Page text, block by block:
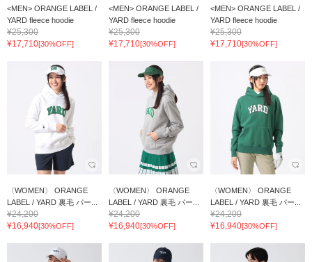
<MEN> ORANGE LABEL /
YARD fleece hoodie
¥25,300
¥17,710[30%OFF]
<MEN> ORANGE LABEL /
YARD fleece hoodie
¥25,300
¥17,710[30%OFF]
<MEN> ORANGE LABEL /
YARD fleece hoodie
¥25,300
¥17,710[30%OFF]
〈WOMEN〉 ORANGE
LABEL / YARD 裏毛 パー...
¥24,200
¥16,940[30%OFF]
〈WOMEN〉 ORANGE
LABEL / YARD 裏毛 パー...
¥24,200
¥16,940[30%OFF]
〈WOMEN〉 ORANGE
LABEL / YARD 裏毛 パー...
¥24,200
¥16,940[30%OFF]